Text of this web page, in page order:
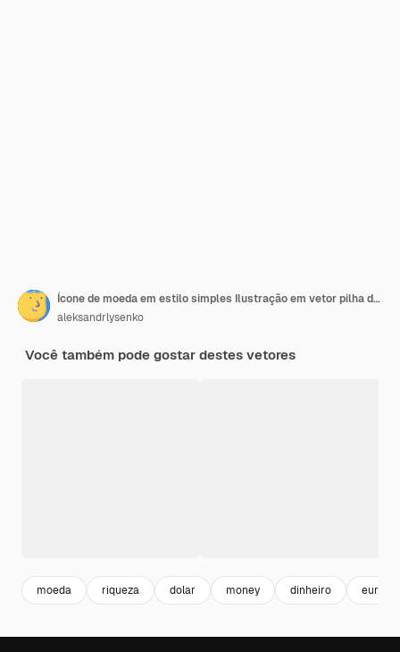
Ícone de moeda em estilo simples Ilustração em vetor pilha de dinheiro em fundo branco isolado Conceito de negócio de sinal de moeda em dinheiro
aleksandrlysenko
Você também pode gostar destes vetores
moeda riqueza dolar money dinheiro euro